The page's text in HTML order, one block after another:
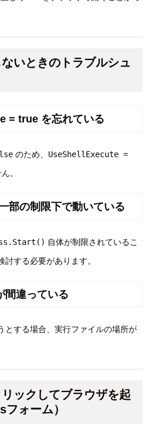
いときのトラブルシュ
= true を忘れている
のため、 UseShellExecute =
。
部の制限下で動いている
自体が制限されているこ
する必要があります。
間違っている
とする場合、実行ファイルの場所が
ックしてブラウザを起
ォーム）